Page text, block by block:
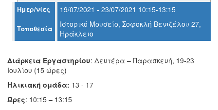
ΤΟΠΟΣ
ΠΟΛΙΤΙΣΜΟΣ
Ημερ/νίες 19/07/2021 - 23/07/2021 10:15-13:15
Τοποθεσία
Ιστορικό Μουσείο, Σοφοκλή Βενιζέλου 27,
Ηράκλειο
Διάρκεια Εργαστηρίου: Δευτέρα – Παρασκευή, 19-23
Ιουλίου (15 ώρες)
Ηλικιακή ομάδα: 13 - 17
Ώρες: 10:15 – 13:15